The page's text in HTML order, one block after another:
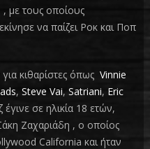
με τους οποίους
να παίζει Ροκ και Ποπ
για κιθαρίστες όπως Vinnie
, Steve Vai, Satriani, Eric
σε ηλικία 18 ετών,
Ζαχαριάδη , ο οποίος
California και ήταν